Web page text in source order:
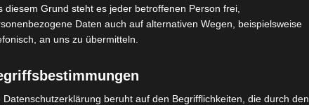
diesem Grund steht es jeder betroffenen Person frei,
Daten auch auf alternativen Wegen, beispielsweise
an uns zu übermitteln.
Datenschutzerklärung beruht auf den Begrifflichkeiten, die durch den